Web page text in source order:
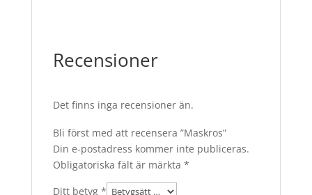
Recensioner
Det finns inga recensioner än.
Bli först med att recensera ”Maskros”
Din e-postadress kommer inte publiceras.
Obligatoriska fält är märkta *
Ditt betyg *